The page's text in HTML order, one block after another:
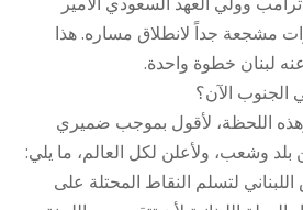
مشجعة جداً لانطلاق مساره. هذا
لبنان خطوة واحدة.
الجنوب الآن؟
اللحظة، لأقول بموجب ضميري
وشعب، ولأعلن لكل العالم، ما يلي:
لتسلم النقاط المحتلة على